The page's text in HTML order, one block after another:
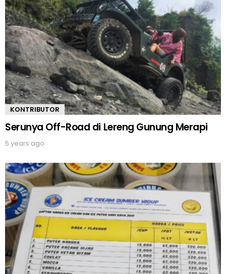
KONTRIBUTOR
Serunya Off-Road di Lereng Gunung Merapi
5 years ago